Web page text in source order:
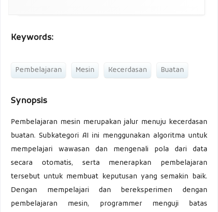
Keywords:
Pembelajaran Mesin Kecerdasan Buatan
Synopsis
Pembelajaran mesin merupakan jalur menuju kecerdasan
buatan. Subkategori AI ini menggunakan algoritma untuk
mempelajari wawasan dan mengenali pola dari data
secara otomatis, serta menerapkan pembelajaran
tersebut untuk membuat keputusan yang semakin baik.
Dengan mempelajari dan bereksperimen dengan
pembelajaran mesin, programmer menguji batas